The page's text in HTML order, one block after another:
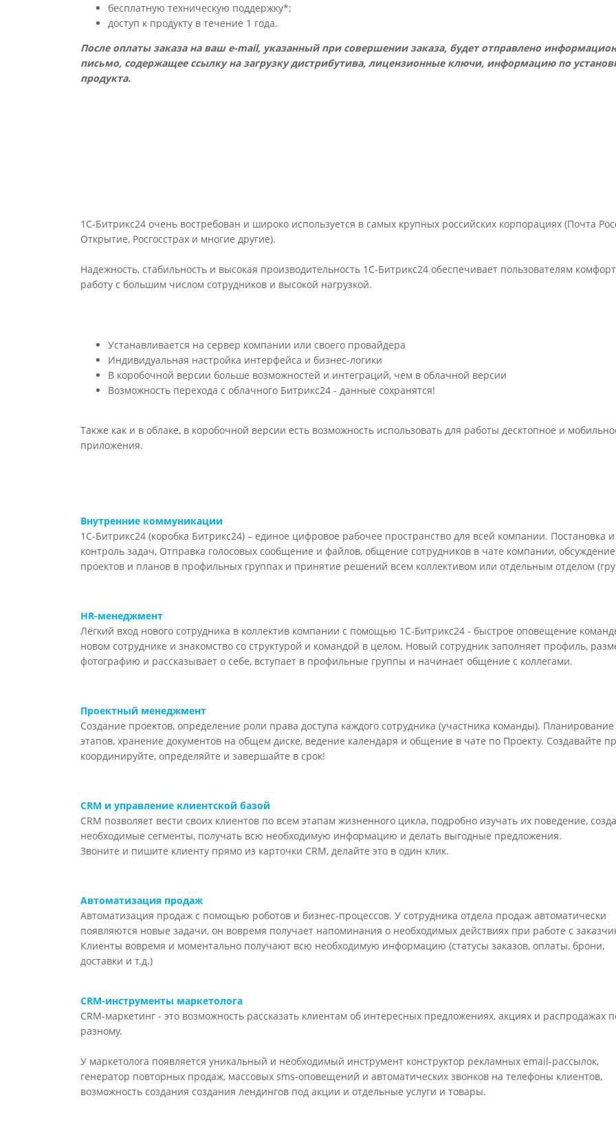
бесплатную техническую поддержку*;
доступ к продукту в течение 1 года.
После оплаты заказа на ваш e-mail, указанный при совершении заказа, будет отправлено
письмо, содержащее ссылку на загрузку дистрибутива, лицензионные ключи, информацию по
продукта.
1С-Битрикс24 очень востребован и широко используется в самых крупных российских корпорациях (Почта
Открытие, Росгосстрах и многие другие).
Надежность, стабильность и высокая производительность 1С-Битрикс24 обеспечивает пользователям
работу с большим числом сотрудников и высокой нагрузкой.
Устанавливается на сервер компании или своего провайдера
Индивидуальная настройка интерфейса и бизнес-логики
В коробочной версии больше возможностей и интеграций, чем в облачной версии
Возможность перехода с облачного Битрикс24 - данные сохранятся!
Также как и в облаке, в коробочной версии есть возможность использовать для работы десктопное и
приложения.
Внутренние коммуникации
1C-Битрикс24 (коробка Битрикс24) – единое цифровое рабочее пространство для всей компании. Постановка и
контроль задач, Отправка голосовых сообщение и файлов, общение сотрудников в чате компании, обсуждение
проектов и планов в профильных группах и принятие решений всем коллективом или отдельным отделом
HR-менеджмент
Лёгкий вход нового сотрудника в коллектив компании с помощью 1С-Битрикс24 - быстрое оповещение
новом сотруднике и знакомство со структурой и командой в целом. Новый сотрудник заполняет профиль,
фотографию и рассказывает о себе, вступает в профильные группы и начинает общение с коллегами.
Проектный менеджмент
Создание проектов, определение роли права доступа каждого сотрудника (участника команды). Планирование
этапов, хранение документов на общем диске, ведение календаря и общение в чате по Проекту. Создавайте
координируйте, определяйте и завершайте в срок!
CRM и управление клиентской базой
CRM позволяет вести своих клиентов по всем этапам жизненного цикла, подробно изучать их поведение,
необходимые сегменты, получать всю необходимую информацию и делать выгодные предложения.
Звоните и пишите клиенту прямо из карточки CRM, делайте это в один клик.
Автоматизация продаж
Автоматизация продаж с помощью роботов и бизнес-процессов. У сотрудника отдела продаж автоматически
появляются новые задачи, он вовремя получает напоминания о необходимых действиях при работе с
Клиенты вовремя и моментально получают всю необходимую информацию (статусы заказов, оплаты, брони,
доставки и т.д.)
CRM-инструменты маркетолога
CRM-маркетинг - это возможность рассказать клиентам об интересных предложениях, акциях и распродажах
разному.
У маркетолога появляется уникальный и необходимый инструмент конструктор рекламных email-рассылок,
генератор повторных продаж, массовых sms-оповещений и автоматических звонков на телефоны клиентов,
возможность создания создания лендингов под акции и отдельные услуги и товары.